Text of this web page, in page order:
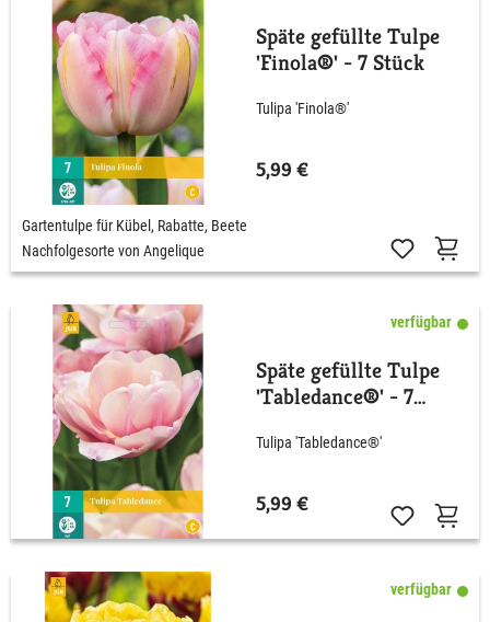
Späte gefüllte Tulpe
'Finola®' - 7 Stück
Tulipa 'Finola®'
5,99 €
Gartentulpe für Kübel, Rabatte, Beete
Nachfolgesorte von Angelique
verfügbar
Späte gefüllte Tulpe
'Tabledance®' - 7
Tulipa 'Tabledance®'
5,99 €
verfügbar